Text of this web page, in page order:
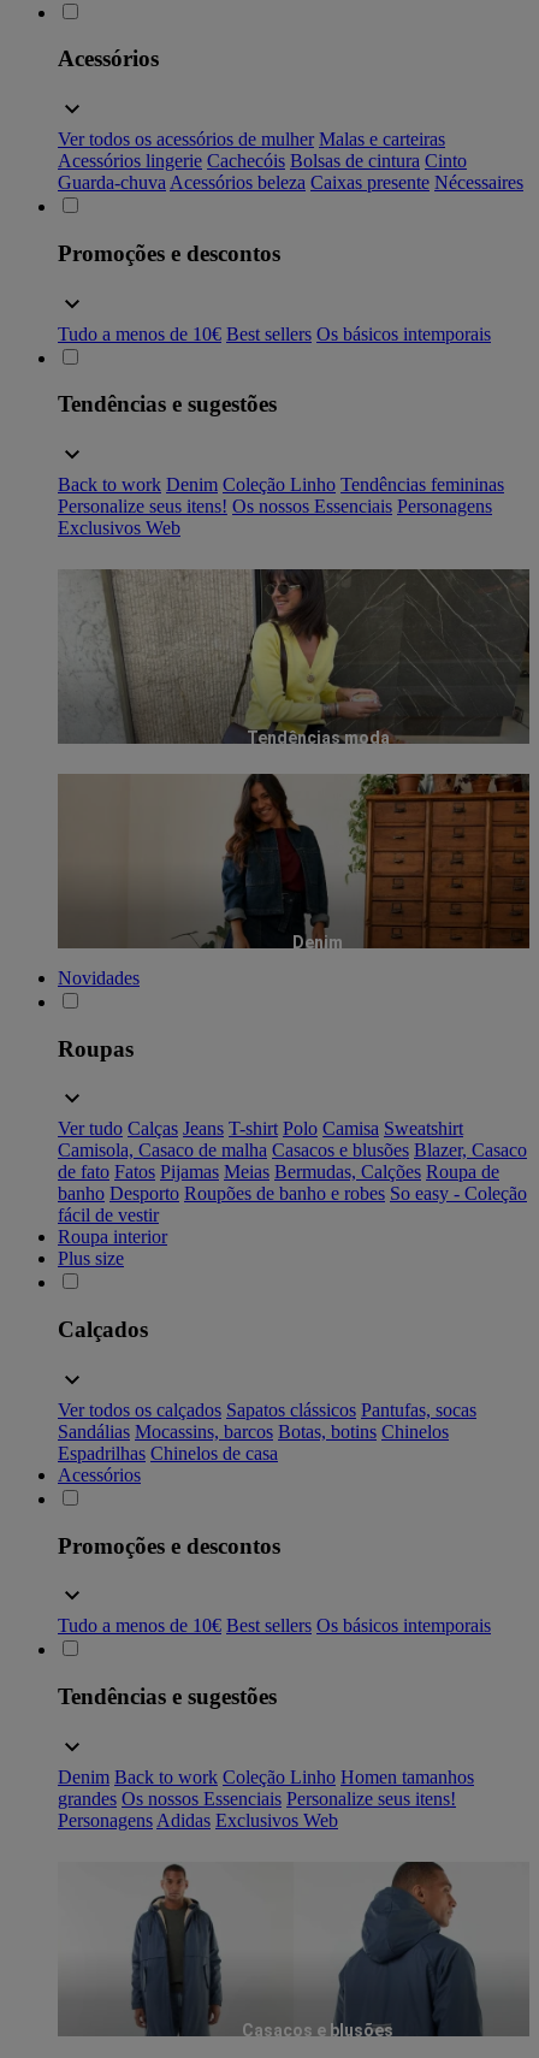
Acessórios
Ver todos os acessórios de mulher Malas e carteiras
Acessórios lingerie Cachecóis Bolsas de cintura Cinto
Guarda-chuva Acessórios beleza Caixas presente Nécessaires
Promoções e descontos
Tudo a menos de 10€ Best sellers Os básicos intemporais
Tendências e sugestões
Back to work Denim Coleção Linho Tendências femininas
Personalize seus itens! Os nossos Essenciais Personagens
Exclusivos Web
Tendências moda
Denim
Novidades
Roupas
Ver tudo Calças Jeans T-shirt Polo Camisa Sweatshirt
Camisola, Casaco de malha Casacos e blusões Blazer, Casaco
de fato Fatos Pijamas Meias Bermudas, Calções Roupa de
banho Desporto Roupões de banho e robes So easy - Coleção
fácil de vestir
Roupa interior
Plus size
Calçados
Ver todos os calçados Sapatos clássicos Pantufas, socas
Sandálias Mocassins, barcos Botas, botins Chinelos
Espadrilhas Chinelos de casa
Acessórios
Promoções e descontos
Tudo a menos de 10€ Best sellers Os básicos intemporais
Tendências e sugestões
Denim Back to work Coleção Linho Homen tamanhos
grandes Os nossos Essenciais Personalize seus itens!
Personagens Adidas Exclusivos Web
Casacos e blusões